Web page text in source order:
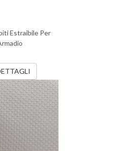
Estraibile Per